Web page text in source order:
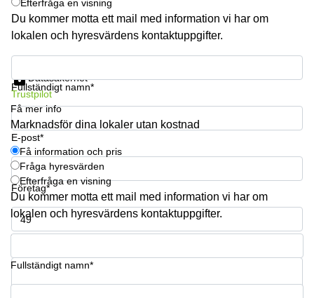
Efterfråga en visning
Du kommer motta ett mail med information vi har om
lokalen och hyresvärdens kontaktuppgifter.
Fullständigt namn*
E-post*
Företag*
Telefonnummer*
Datasäkerhet
Trustpilot
Få mer info
Marknadsför dina lokaler utan kostnad
Få information och pris
Fråga hyresvärden
Efterfråga en visning
Du kommer motta ett mail med information vi har om
lokalen och hyresvärdens kontaktuppgifter.
Fullständigt namn*